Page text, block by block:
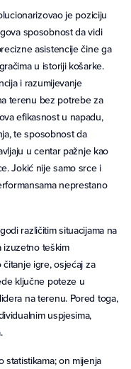
je poziciju
sposobnost da vidi
asistencije čine ga
u istoriji košarke.
i razumijevanje
terenu bez potrebe za
efikasnost u napadu,
te sposobnost da
u centar pažnje kao
Jokić nije samo srce i
neprestano
različitim situacijama na
teškim
igre, osjećaj za
ključne poteze u
na terenu. Pored toga,
uspjesima,
on mijenja